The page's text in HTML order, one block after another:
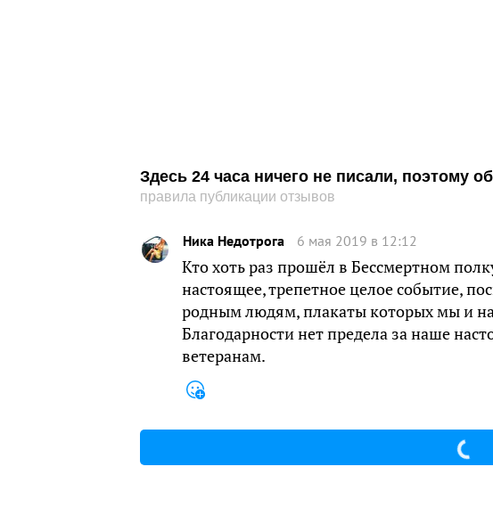
Здесь 24 часа ничего не писали, поэтому
правила публикации отзывов
Ника Недотрога 6 мая 2019 в 12:12
Кто хоть раз прошёл в Бессмертном
настоящее, трепетное целое событие,
родным людям, плакаты которых мы и
Благодарности нет предела за наше
ветеранам.